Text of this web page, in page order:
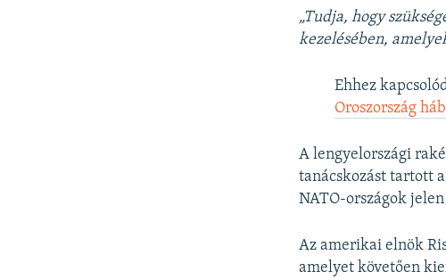
„Tudja, hogy
kezelésében,
Ehhez
Oroszország
A lengyelországi
tanácskozást tartott
NATO-országok
Az amerikai elnök
amelyet követően